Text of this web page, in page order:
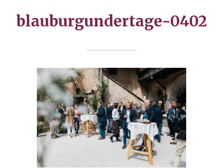
blauburgundertage-0402